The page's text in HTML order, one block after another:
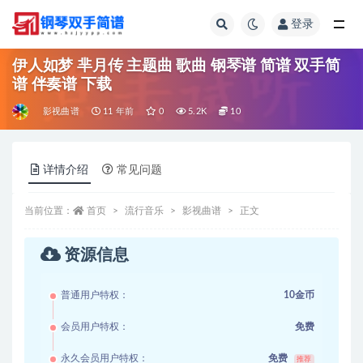
登录
伊人如梦 芈月传 主题曲 歌曲 钢琴谱 简谱 双手简
谱 伴奏谱 下载
影视曲谱 11 年前 0 5.2K 10
详情介绍 常见问题
当前位置： 首页 流行音乐 影视曲谱 正文
资源信息
普通用户特权： 10金币
会员用户特权： 免费
永久会员用户特权： 免费 推荐